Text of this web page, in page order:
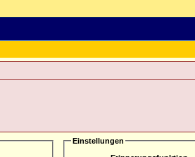
Einstellungen